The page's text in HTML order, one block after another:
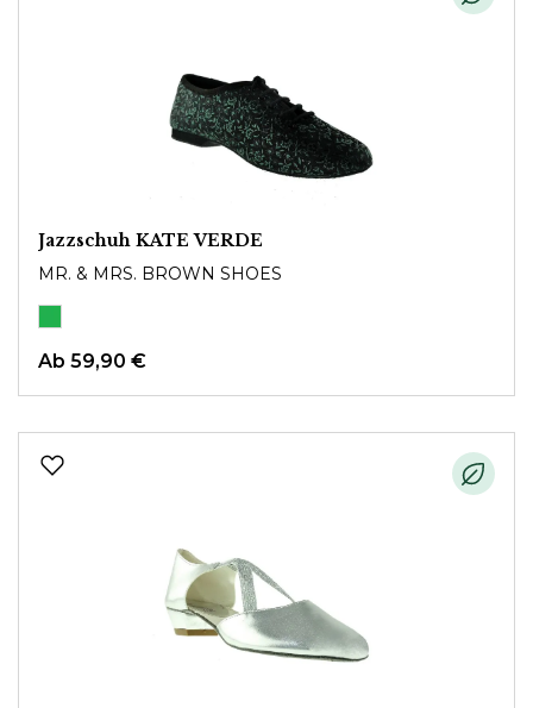
Jazzschuh KATE VERDE
MR. & MRS. BROWN SHOES
Ab 59,90 €